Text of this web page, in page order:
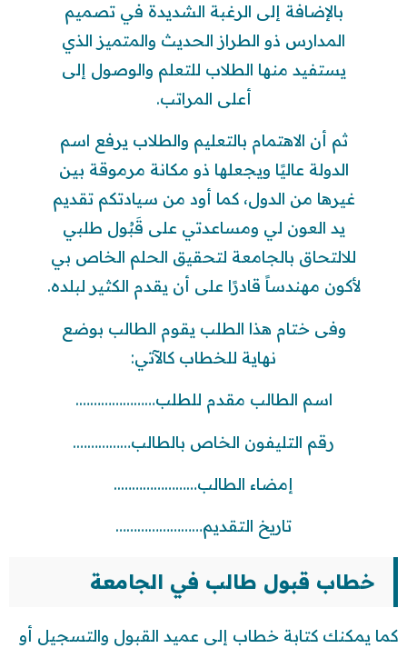
بالإضافة إلى الرغبة الشديدة في تصميم
المدارس ذو الطراز الحديث والمتميز الذي
يستفيد منها الطلاب للتعلم والوصول إلى
أعلى المراتب.
ثم أن الاهتمام بالتعليم والطلاب يرفع اسم
الدولة عاليًا ويجعلها ذو مكانة مرموقة بين
غيرها من الدول، كما أود من سيادتكم تقديم
يد العون لي ومساعدتي على قَبُول طلبي
للالتحاق بالجامعة لتحقيق الحلم الخاص بي
لأكون مهندساً قادرًا على أن يقدم الكثير لبلده.
وفى ختام هذا الطلب يقوم الطالب بوضع
نهاية للخطاب كالآتي:
اسم الطالب مقدم للطلب………………….
رقم التليفون الخاص بالطالب…………….
إمضاء الطالب…………………..
تاريخ التقديم……………………
خطاب قبول طالب في الجامعة
كما يمكنك كتابة خطاب إلى عميد القبول والتسجيل أو